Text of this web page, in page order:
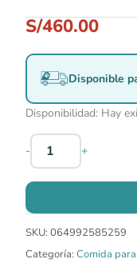
S/460.00
Disponible
Disponibilidad: Hay
- +
SKU: 064992585259
Categoría: Comida